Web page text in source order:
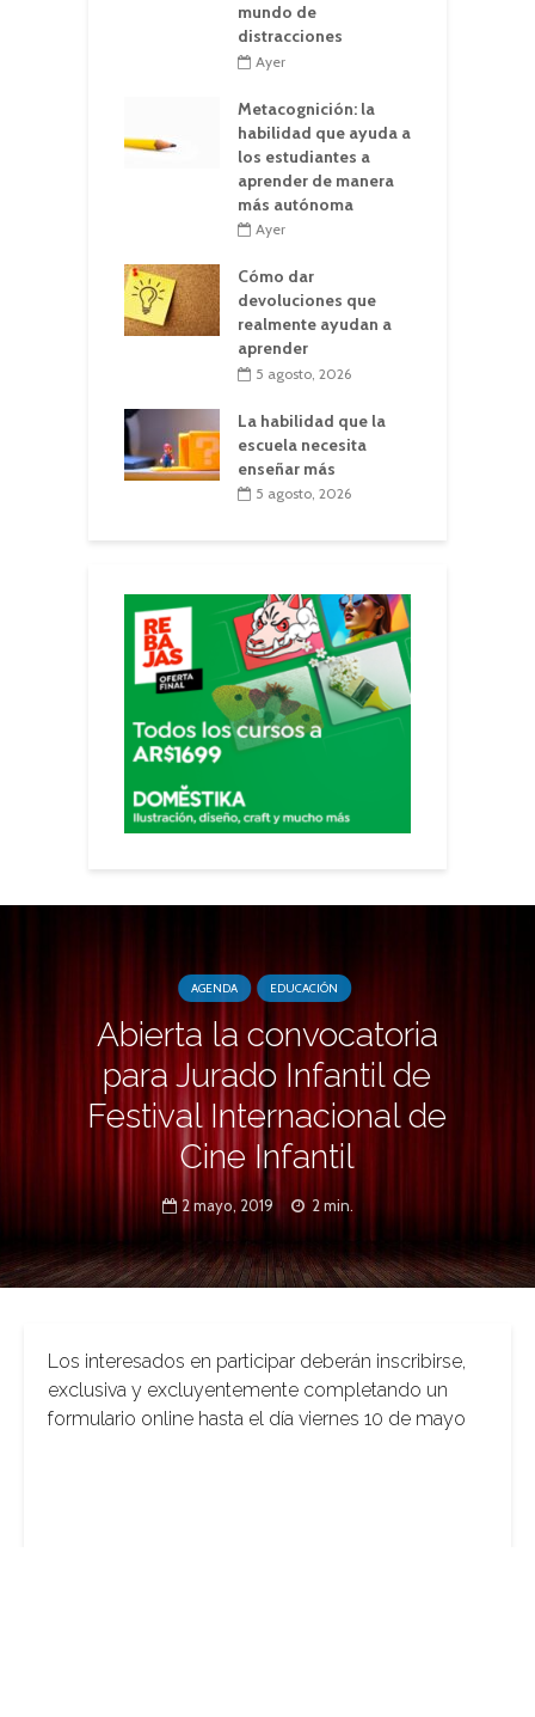
mundo de
distracciones
Ayer
Metacognición: la
habilidad que ayuda a
los estudiantes a
aprender de manera
más autónoma
Ayer
Cómo dar
devoluciones que
realmente ayudan a
aprender
5 agosto, 2026
La habilidad que la
escuela necesita
enseñar más
5 agosto, 2026
AGENDA EDUCACIÓN
Abierta la convocatoria
para Jurado Infantil de
Festival Internacional de
Cine Infantil
2 mayo, 2019 2 min.
Los interesados en participar deberán inscribirse,
exclusiva y excluyentemente completando un
formulario online hasta el día viernes 10 de mayo